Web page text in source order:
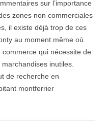
sur l’importance
zones non commerciales
il existe déjà trop de ces
au moment même où
qui nécessite de
inutiles.
de recherche en
montferrier